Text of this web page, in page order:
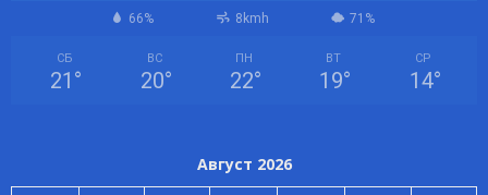
66% 8kmh 71%
СБ
21 °
ВС
20°
ПН
22°
ВТ
19°
СР
14°
Август 2026